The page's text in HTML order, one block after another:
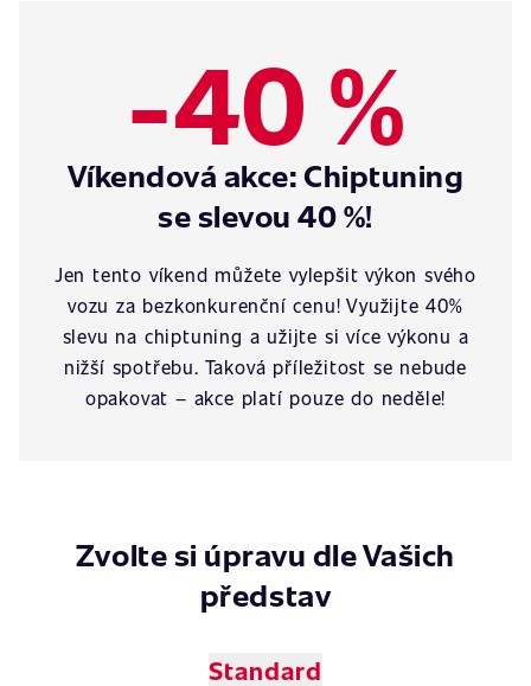
-40 %
Víkendová akce: Chiptuning
se slevou 40 %!
Jen tento víkend můžete vylepšit výkon svého
vozu za bezkonkurenční cenu! Využijte 40%
slevu na chiptuning a užijte si více výkonu a
nižší spotřebu. Taková příležitost se nebude
opakovat – akce platí pouze do neděle!
Zvolte si úpravu dle Vašich
představ
Standard